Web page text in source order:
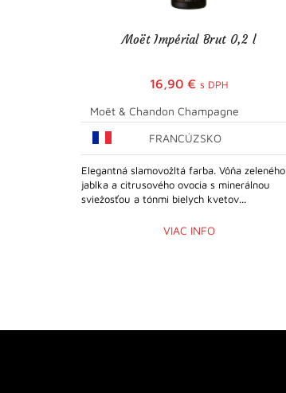
Moët Impérial Brut 0,2 l
16,90 € s DPH
Moët & Chandon Champagne
FRANCÚZSKO
Elegantná slamovožltá farba. Vôňa zeleného
jablka a citrusového ovocia s minerálnou
sviežosťou a tónmi bielych kvetov...
VIAC INFO